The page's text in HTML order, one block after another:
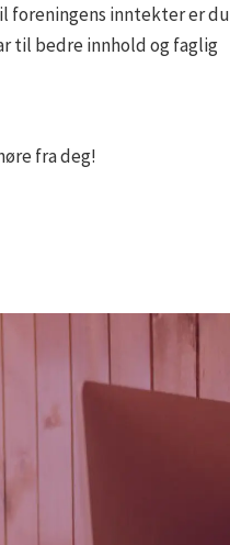
foreningens inntekter er du
til bedre innhold og faglig
fra deg!